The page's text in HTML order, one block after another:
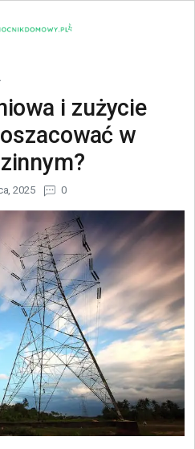
i zużycie
w
2025 0